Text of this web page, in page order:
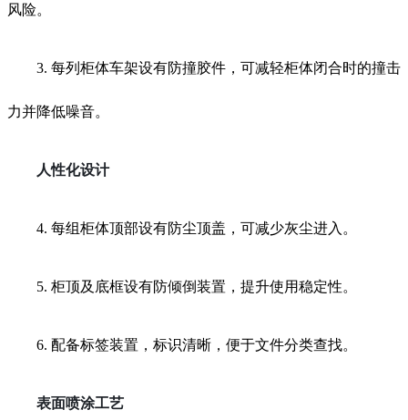
风险。
3. 每列柜体车架设有防撞胶件，可减轻柜体闭合时的撞击
力并降低噪音。
人性化设计
4. 每组柜体顶部设有防尘顶盖，可减少灰尘进入。
5. 柜顶及底框设有防倾倒装置，提升使用稳定性。
6. 配备标签装置，标识清晰，便于文件分类查找。
表面喷涂工艺